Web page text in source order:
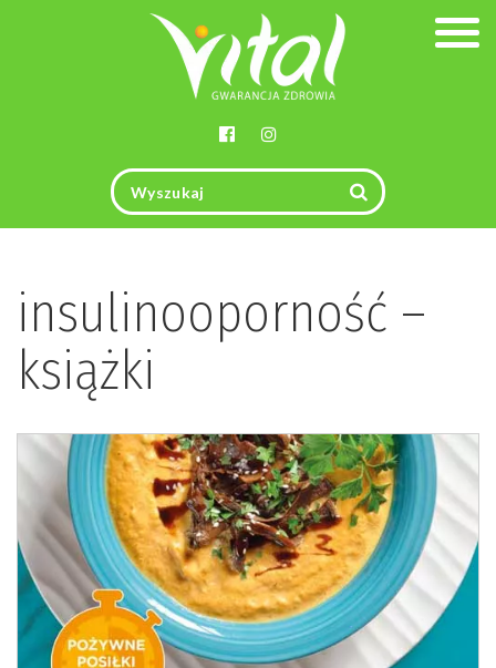
insulinooporność –
książki